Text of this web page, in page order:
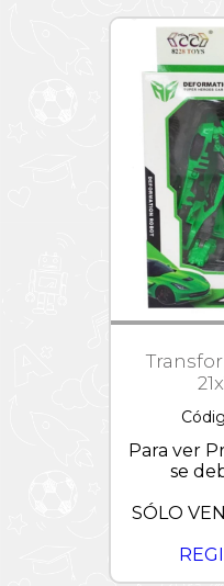
Para ver
se
SÓLO